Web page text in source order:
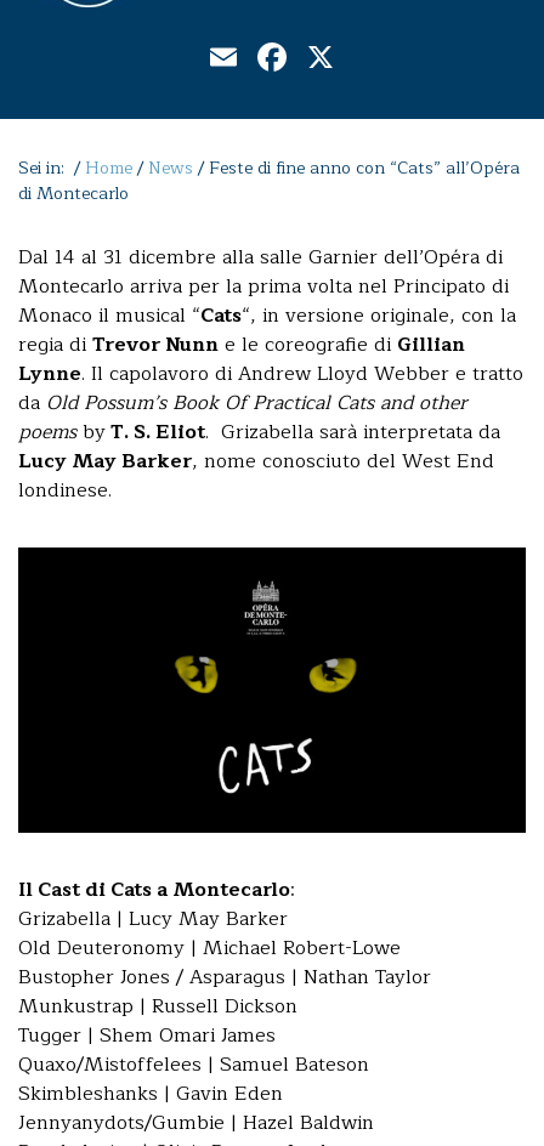
EmailFacebook
Sei in: /Home/News /Feste di fine anno con “Cats” all’Opéra
di Montecarlo
Dal 14 al 31 dicembre alla salle Garnier dell’Opéra di
Montecarlo arriva per la prima volta nel Principato di
Monaco il musical “Cats“, in versione originale, con la
regia diTrevor Nunne le coreografie di Gillian
Lynne. Il capolavoro di Andrew Lloyd Webber e tratto
da Old Possum’s Book Of Practical Cats and other
poemsbyT. S. Eliot. Grizabella sarà interpretata da
Lucy May Barker, nome conosciuto del West End
londinese.
Il Cast di Cats a Montecarlo:
Grizabella | Lucy May Barker
Old Deuteronomy | Michael Robert-Lowe
Bustopher Jones / Asparagus | Nathan Taylor
Munkustrap | Russell Dickson
Tugger | Shem Omari James
Quaxo/Mistoffelees | Samuel Bateson
Skimbleshanks | Gavin Eden
Jennyanydots/Gumbie | Hazel Baldwin